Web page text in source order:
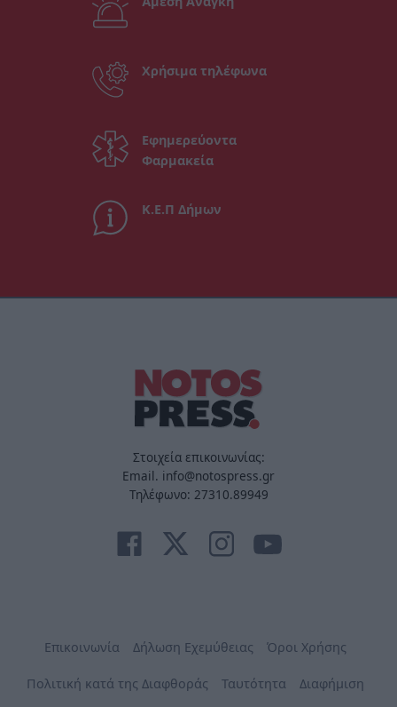
Χρήσιμα τηλέφωνα
Εφημερεύοντα
Φαρμακεία
Κ.Ε.Π Δήμων
Στοιχεία επικοινωνίας:
Email. info@notospress.gr
Τηλέφωνο: 27310.89949
Επικοινωνία Δήλωση Εχεμύθειας Όροι Χρήσης
Πολιτική κατά της Διαφθοράς Ταυτότητα Διαφήμιση